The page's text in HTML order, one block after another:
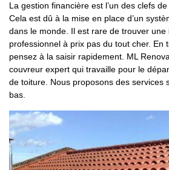
La gestion financière est l’un des clefs
Cela est dû à la mise en place d’un
dans le monde. Il est rare de trouver une
professionnel à prix pas du tout cher. En
pensez à la saisir rapidement. ML
couvreur expert qui travaille pour le
de toiture. Nous proposons des services
bas.